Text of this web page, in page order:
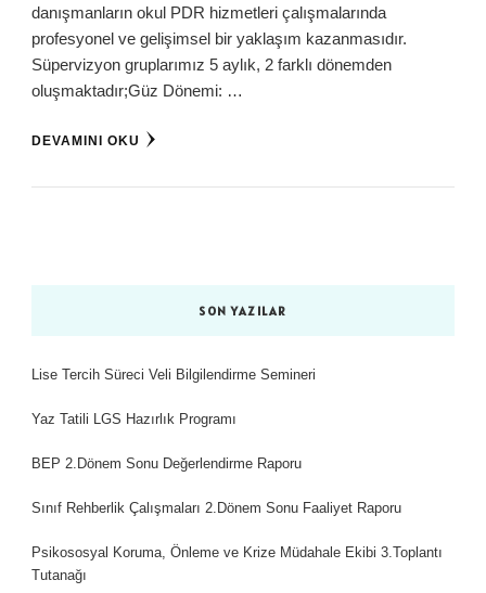
danışmanların okul PDR hizmetleri çalışmalarında
profesyonel ve gelişimsel bir yaklaşım kazanmasıdır.
Süpervizyon gruplarımız 5 aylık, 2 farklı dönemden
oluşmaktadır;Güz Dönemi: …
DEVAMINI OKU
SON YAZILAR
Lise Tercih Süreci Veli Bilgilendirme Semineri
Yaz Tatili LGS Hazırlık Programı
BEP 2.Dönem Sonu Değerlendirme Raporu
Sınıf Rehberlik Çalışmaları 2.Dönem Sonu Faaliyet Raporu
Psikososyal Koruma, Önleme ve Krize Müdahale Ekibi 3.Toplantı
Tutanağı